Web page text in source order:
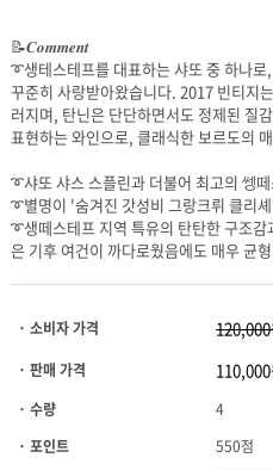
📝𝑪𝒐𝒎𝒎𝒆𝒏𝒕
표현하는 와인으로, 클래식한 보르도의
➰샤또 샤스 스플린과 더불어 최고의 쎙
➰별명이 '숨겨진 갓성비 그랑크뤼 클리
은 기후 여건이 까다로웠음에도 매우 균
· 소비자 가격
· 판매 가격
· 수량
4
· 포인트
550점